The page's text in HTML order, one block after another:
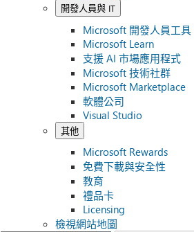
開發人員與 IT
Microsoft 開發人員工具
Microsoft Learn
支援 AI 市場應用程式
Microsoft 技術社群
Microsoft Marketplace
軟體公司
Visual Studio
其他
Microsoft Rewards
免費下載與安全性
教育
禮品卡
Licensing
檢視網站地圖